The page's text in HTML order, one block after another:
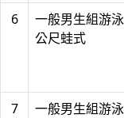
6
一般男生組游
公尺蛙式
7
一般男生組游泳